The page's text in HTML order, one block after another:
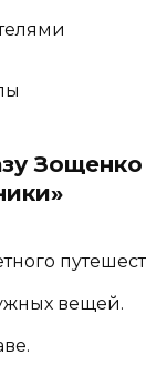
вещей.